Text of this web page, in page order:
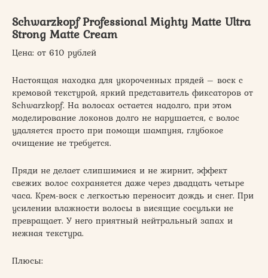
Schwarzkopf Professional Mighty Matte Ultra
Strong Matte Cream
Цена: от 610 рублей
Настоящая находка для укороченных прядей – воск с
кремовой текстурой, яркий представитель фиксаторов от
Schwarzkopf. На волосах остается надолго, при этом
моделирование локонов долго не нарушается, с волос
удаляется просто при помощи шампуня, глубокое
очищение не требуется.
Пряди не делает слипшимися и не жирнит, эффект
свежих волос сохраняется даже через двадцать четыре
часа. Крем-воск с легкостью переносит дождь и снег. При
усилении влажности волосы в висящие сосульки не
превращает. У него приятный нейтральный запах и
нежная текстура.
Плюсы: